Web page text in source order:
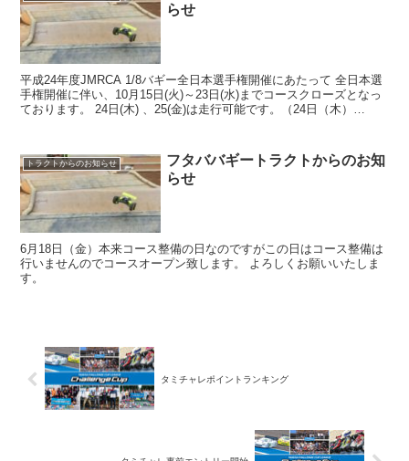
らせ
平成24年度JMRCA 1/8バギー全日本選手権開催にあたって 全日本選
手権開催に伴い、10月15日(火)～23日(水)までコースクローズとなっ
ております。 24日(木) 、25(金)は走行可能です。（24日（木）
トラクトからのお知らせ
フタババギートラクトからのお知
らせ
6月18日（金）本来コース整備の日なのですがこの日はコース整備は
行いませんのでコースオープン致します。 よろしくお願いいたしま
す。
タミチャレポイントランキング